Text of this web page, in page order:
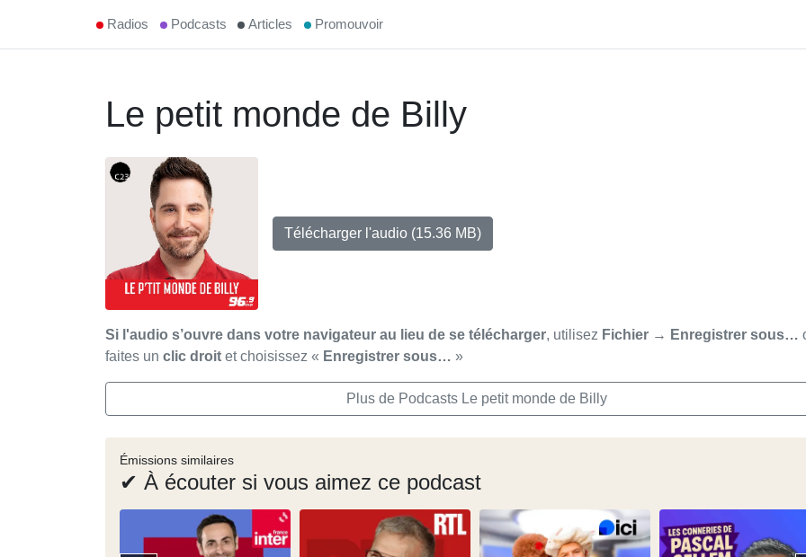
Radios Podcasts Articles Promouvoir
Le petit monde de Billy
Télécharger l'audio (15.36 MB)
Si l'audio s’ouvre dans votre navigateur au lieu de se télécharger, utilisez Fichier → Enregistrer sous…
faites un clic droit et choisissez « Enregistrer sous… »
Plus de Podcasts Le petit monde de Billy
Émissions similaires
✔ À écouter si vous aimez ce podcast